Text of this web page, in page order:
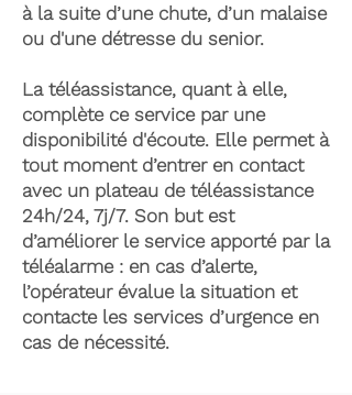
à la suite d’une chute, d’un malaise
ou d'une détresse du senior.
La téléassistance, quant à elle,
complète ce service par une
disponibilité d'écoute. Elle permet à
tout moment d’entrer en contact
avec un plateau de téléassistance
24h/24, 7j/7. Son but est
d’améliorer le service apporté par la
téléalarme : en cas d’alerte,
l’opérateur évalue la situation et
contacte les services d’urgence en
cas de nécessité.